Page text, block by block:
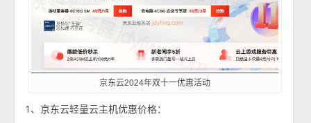
京东云2024年双十一优惠活动
1、京东云轻量云主机优惠价格：